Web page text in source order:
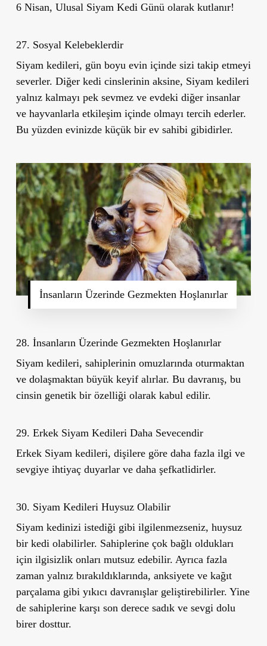
6 Nisan, Ulusal Siyam Kedi Günü olarak kutlanır!
27. Sosyal Kelebeklerdir
Siyam kedileri, gün boyu evin içinde sizi takip etmeyi
severler. Diğer kedi cinslerinin aksine, Siyam kedileri
yalnız kalmayı pek sevmez ve evdeki diğer insanlar
ve hayvanlarla etkileşim içinde olmayı tercih ederler.
Bu yüzden evinizde küçük bir ev sahibi gibidirler.
İnsanların Üzerinde Gezmekten Hoşlanırlar
28. İnsanların Üzerinde Gezmekten Hoşlanırlar
Siyam kedileri, sahiplerinin omuzlarında oturmaktan
ve dolaşmaktan büyük keyif alırlar. Bu davranış, bu
cinsin genetik bir özelliği olarak kabul edilir.
29. Erkek Siyam Kedileri Daha Sevecendir
Erkek Siyam kedileri, dişilere göre daha fazla ilgi ve
sevgiye ihtiyaç duyarlar ve daha şefkatlidirler.
30. Siyam Kedileri Huysuz Olabilir
Siyam kedinizi istediği gibi ilgilenmezseniz, huysuz
bir kedi olabilirler. Sahiplerine çok bağlı oldukları
için ilgisizlik onları mutsuz edebilir. Ayrıca fazla
zaman yalnız bırakıldıklarında, anksiyete ve kağıt
parçalama gibi yıkıcı davranışlar geliştirebilirler. Yine
de sahiplerine karşı son derece sadık ve sevgi dolu
birer dosttur.